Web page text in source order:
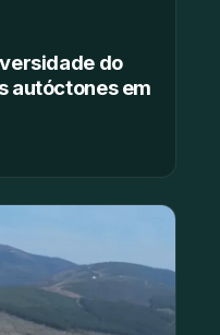
do
autóctones em